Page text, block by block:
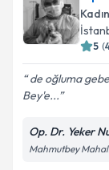
oluşturun.
takvim
Metni
5 (
de oğluma
Bey'e...
Op. Dr. Yeker
Mahmutbey